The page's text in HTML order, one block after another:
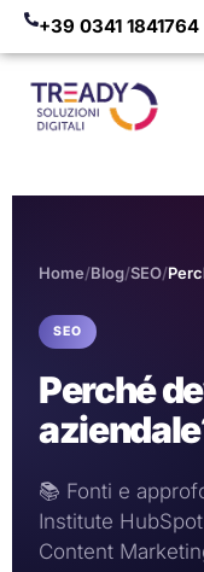
+39 0341 1841764
Home/Blog/SEO/
SEO
Perché
📚 Fonti e
Institute
Content